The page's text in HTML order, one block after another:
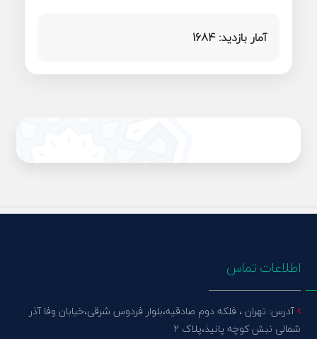
آمار بازدید:1684
اطلاعات تماس
آدرس: تهران ، فلکه دوم صادقیه،بلوار فردوس شرقی،خیابان وفا آذر
شمالی نبش کوچه پانیذ،پلاک 2